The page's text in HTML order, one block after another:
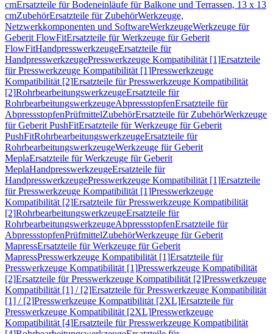
cmErsatzteile für Bodeneinläufe für Balkone und Terrassen, 13 x 13
cmZubehörErsatzteile für ZubehörWerkzeuge,
Netzwerkkomponenten und SoftwareWerkzeugeWerkzeuge für
Geberit FlowFitErsatzteile für Werkzeuge für Geberit
FlowFitHandpresswerkzeugeErsatzteile für
HandpresswerkzeugePresswerkzeuge Kompatibilität [1]Ersatzteile
für Presswerkzeuge Kompatibilität [1]Presswerkzeuge
Kompatibilität [2]Ersatzteile für Presswerkzeuge Kompatibilität
[2]RohrbearbeitungswerkzeugeErsatzteile für
RohrbearbeitungswerkzeugeAbpressstopfenErsatzteile für
AbpressstopfenPrüfmittelZubehörErsatzteile für ZubehörWerkzeuge
für Geberit PushFitErsatzteile für Werkzeuge für Geberit
PushFitRohrbearbeitungswerkzeugeErsatzteile für
RohrbearbeitungswerkzeugeWerkzeuge für Geberit
MeplaErsatzteile für Werkzeuge für Geberit
MeplaHandpresswerkzeugeErsatzteile für
HandpresswerkzeugePresswerkzeuge Kompatibilität [1]Ersatzteile
für Presswerkzeuge Kompatibilität [1]Presswerkzeuge
Kompatibilität [2]Ersatzteile für Presswerkzeuge Kompatibilität
[2]RohrbearbeitungswerkzeugeErsatzteile für
RohrbearbeitungswerkzeugeAbpressstopfenErsatzteile für
AbpressstopfenPrüfmittelZubehörWerkzeuge für Geberit
MapressErsatzteile für Werkzeuge für Geberit
MapressPresswerkzeuge Kompatibilität [1]Ersatzteile für
Presswerkzeuge Kompatibilität [1]Presswerkzeuge Kompatibilität
[2]Ersatzteile für Presswerkzeuge Kompatibilität [2]Presswerkzeuge
Kompatibilität [1] / [2]Ersatzteile für Presswerkzeuge Kompatibilität
[1] / [2]Presswerkzeuge Kompatibilität [2XL]Ersatzteile für
Presswerkzeuge Kompatibilität [2XL]Presswerkzeuge
Kompatibilität [4]Ersatzteile für Presswerkzeuge Kompatibilität